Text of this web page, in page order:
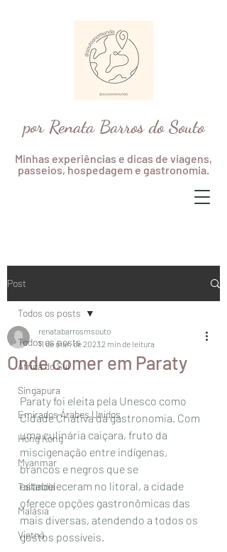
por Renata Barros do Souto
Minhas experiências e dicas de viagens,
passeios, hospedagem e gastronomia.
Post
Todos os posts
África do Sul
Singapura
Emirados Árabes Unidos
Hong Kong
Myanmar
Tailândia
Malásia
Vietnã
Todos os posts
Onde comer em Paraty
renatabarrosmsouto
11 de mar. de 20232 min de leitura
Paraty foi eleita pela Unesco como
Cidade Criativa da gastronomia. Com
uma culinária caiçara, fruto da
miscigenação entre indígenas,
brancos e negros que se
estabeleceram no litoral, a cidade
oferece opções gastronômicas das
mais diversas, atendendo a todos os
gostos possíveis.